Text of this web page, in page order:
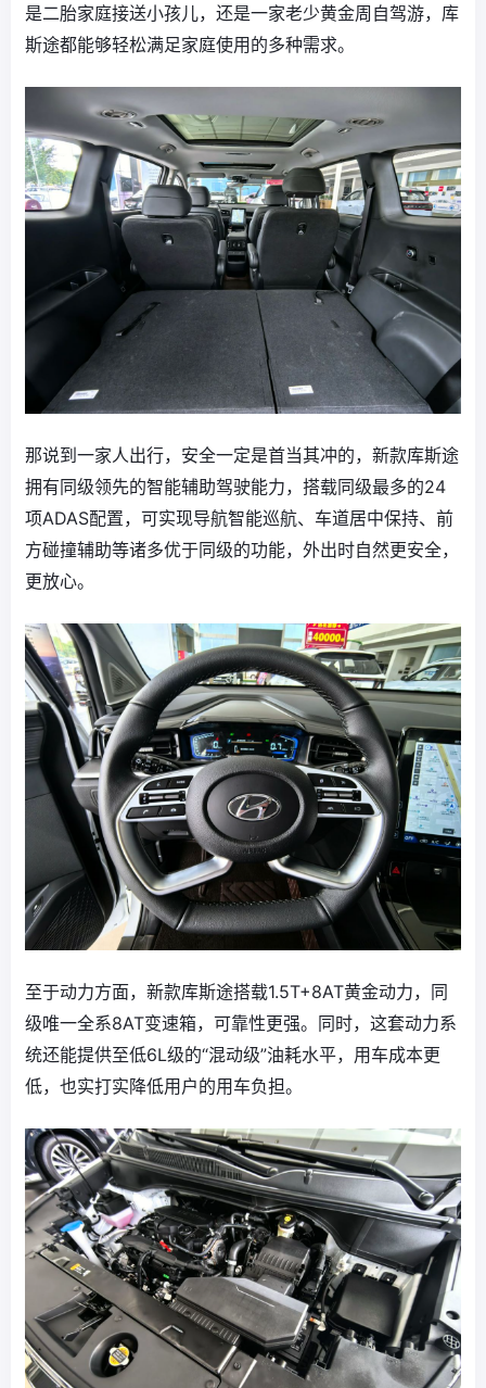
是二胎家庭接送小孩儿，还是一家老少黄金周自驾游，库
斯途都能够轻松满足家庭使用的多种需求。
那说到一家人出行，安全一定是首当其冲的，新款库斯途
拥有同级领先的智能辅助驾驶能力，搭载同级最多的24
项ADAS配置，可实现导航智能巡航、车道居中保持、前
方碰撞辅助等诸多优于同级的功能，外出时自然更安全，
更放心。
至于动力方面，新款库斯途搭载1.5T+8AT黄金动力，同
级唯一全系8AT变速箱，可靠性更强。同时，这套动力系
统还能提供至低6L级的“混动级”油耗水平，用车成本更
低，也实打实降低用户的用车负担。